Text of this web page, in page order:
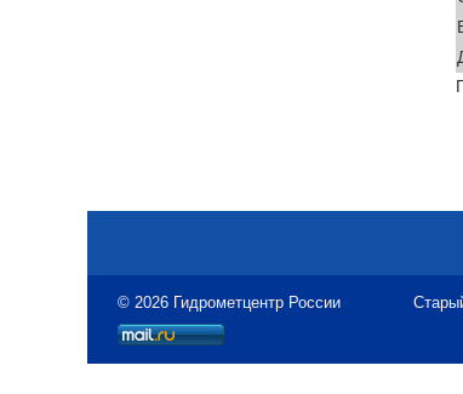
© 2026 Гидрометцентр России